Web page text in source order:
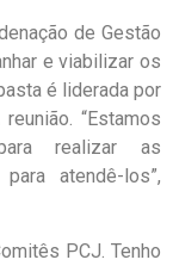
de Gestão
e viabilizar os
é liderada por
“Estamos
realizar as
atendê-los”,
PCJ. Tenho